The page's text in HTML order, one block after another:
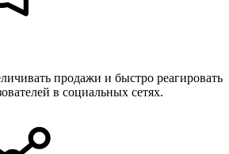
продажи и быстро реагировать
в социальных сетях.